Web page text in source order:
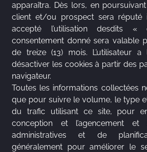
apparaîtra. Dès lors, en
client et/ou prospect sera réputé
accepté l’utilisation desdits
consentement donné sera valable
de treize (13) mois. L’utilisateur
désactiver les cookies à partir des
navigateur.
Toutes les informations collectées
que pour suivre le volume, le type
du trafic utilisant ce site, pour
conception et l’agencement et
administratives et de
généralement pour améliorer le